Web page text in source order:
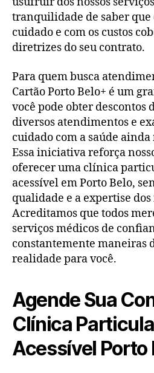
tranquilidade de saber que
cuidado e com os custos
diretrizes do seu contrato.
Para quem busca
Cartão Porto Belo+ é um
você pode obter descontos
diversos atendimentos e
cuidado com a saúde
Essa iniciativa reforça
oferecer uma clínica
acessível em Porto Belo,
qualidade e a expertise
Acreditamos que todos
serviços médicos de
constantemente maneiras
realidade para você.
Agende Sua
Clínica
Acessível Porto